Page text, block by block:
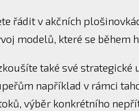
řádit v akčních
modelů, které se během
také své
například v rámci
výběr konkrétního